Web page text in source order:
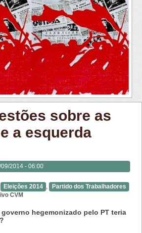
sobre as
a esquerda
2014 - 06:00
Eleições 2014
Partido dos Trabalhadores
CVM
hegemonizado pelo PT teria